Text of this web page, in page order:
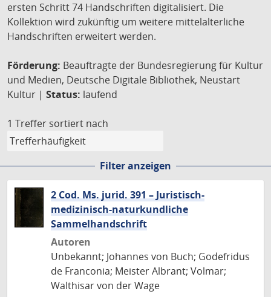
ersten Schritt 74 Handschriften digitalisiert. Die
Kollektion wird zukünftig um weitere mittelalterliche
Handschriften erweitert werden.
Förderung: Beauftragte der Bundesregierung für Kultur
und Medien, Deutsche Digitale Bibliothek, Neustart
Kultur | Status: laufend
1 Treffer sortiert nach
Filter anzeigen
2 Cod. Ms. jurid. 391 – Juristisch-
medizinisch-naturkundliche
Sammelhandschrift
Autoren
Unbekannt; Johannes von Buch; Godefridus
de Franconia; Meister Albrant; Volmar;
Walthisar von der Wage